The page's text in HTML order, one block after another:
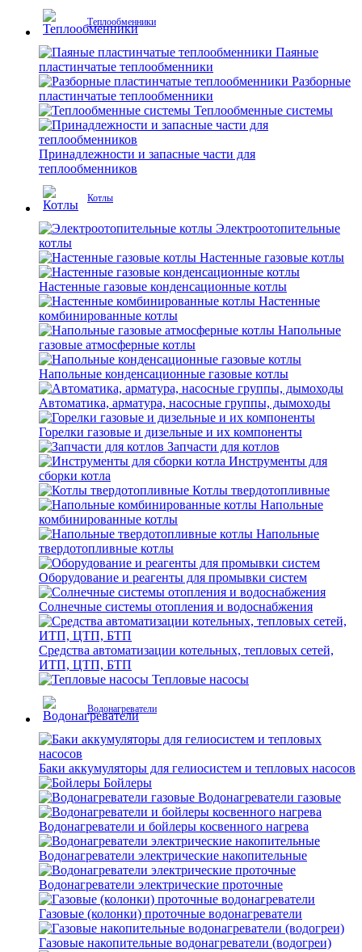
Теплообменники
Паяные
пластинчатые теплообменники
Разборные
пластинчатые теплообменники
Теплообменные системы
Принадлежности и запасные части для
теплообменников
Котлы
Электроотопительные
котлы
Настенные газовые котлы
Настенные газовые конденсационные котлы
Настенные
комбинированные котлы
Напольные
газовые атмосферные котлы
Напольные конденсационные газовые котлы
Автоматика, арматура, насосные группы, дымоходы
Горелки газовые и дизельные и их компоненты
Запчасти для котлов
Инструменты для
сборки котла
Котлы твердотопливные
Напольные
комбинированные котлы
Напольные
твердотопливные котлы
Оборудование и реагенты для промывки систем
Солнечные системы отопления и водоснабжения
Средства автоматизации котельных, тепловых сетей,
ИТП, ЦТП, БТП
Тепловые насосы
Водонагреватели
Баки аккумуляторы для гелиосистем и тепловых насосов
Бойлеры
Водонагреватели газовые
Водонагреватели и бойлеры косвенного нагрева
Водонагреватели электрические накопительные
Водонагреватели электрические проточные
Газовые (колонки) проточные водонагреватели
Газовые накопительные водонагреватели (водогреи)